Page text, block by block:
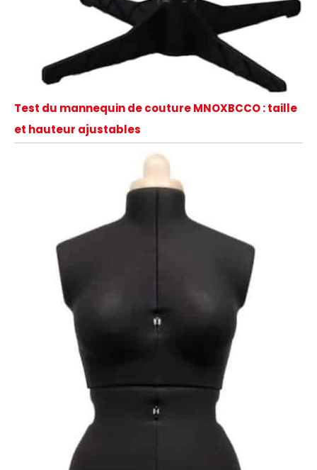
Test du mannequin de couture MNOXBCCO : taille
et hauteur ajustables